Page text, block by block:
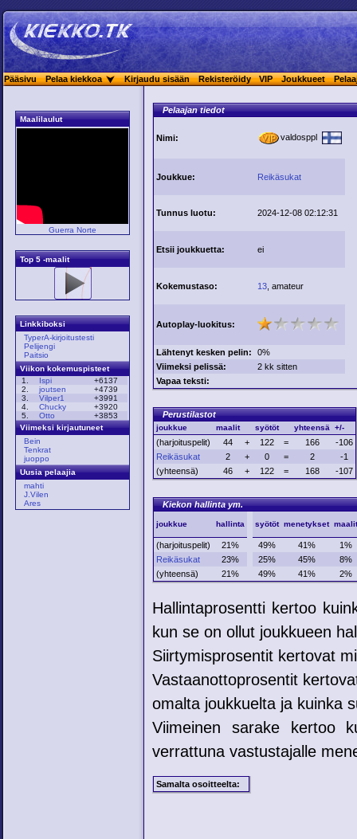
Pääsivu Pelaa kiekkoa Kirjaudu sisään Rekisteröidy VIP Joukkueet
Maalilaulut
Guerra Norte
Top 5 -maalit
Linkkiboksi
TyperA-kirjoitustesti
Pelijengi
Paitsio
Viikon kokemuspisteet
1.
Ispi
+6137
2.
joutsen
+4739
3.
Vilper1
+3991
4.
Chucky
+3920
5.
Otto
+3853
Viimeksi kirjautuneet
Bein
Tenkrat
juoppo
Uusia pelaajia
mahti
J.Vilen
Ares
Pelaajan tiedot
Nimi: valdosppl
Joukkue: Reikäsukat
Tunnus luotu: 2024-12-08 02:12:31
Etsii joukkuetta: ei
Kokemustaso: 13 , amateur
Autoplay-luokitus:
Lähtenyt kesken pelin:
0%
Viimeksi pelissä:
2 kk sitten
Vapaa teksti:
Perustilastot
joukkue maalit syötöt yhteensä +/-
(harjoituspelit) 44 + 122 = 166
-106
Reikäsukat
2 + 0 = 2
-1
(yhteensä)
46 + 122 = 168 -107
Kiekon hallinta ym.
joukkue hallinta syötöt menetykset maalit
(harjoituspelit) 21% 49% 41%
1%
Reikäsukat
23% 25% 45%
8%
(yhteensä)
21% 49% 41% 2%
Hallintaprosentti kertoo
kun se on ollut joukkueen
Siirtymisprosentit kertovat
Vastaanottoprosentit
omalta joukkuelta ja kuinka
Viimeinen sarake kertoo
verrattuna vastustajalle
Samalta osoitteelta: